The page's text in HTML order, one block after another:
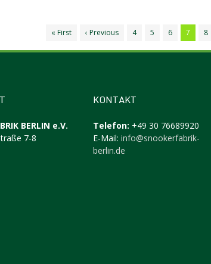
« First ‹ Previous 4 5 6 7 8
BERLIN e.V.
7-8
KONTAKT
Telefon: +49 30 76689920
E-Mail: info@snookerfabrik-
berlin.de